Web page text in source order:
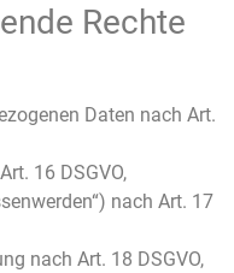
Rechte
Daten nach Art.
16 DSGVO,
nach Art. 17
nach Art. 18 DSGVO,